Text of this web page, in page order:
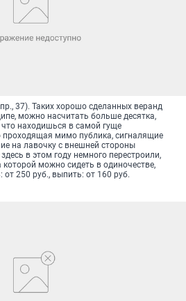
37). Таких хорошо сделанных веранд
можно насчитать больше десятка,
что находишься в самой гуще
проходящая мимо публика, сигналящие
на лавочку с внешней стороны
в этом году немного перестроили,
которой можно сидеть в одиночестве,
от 250 руб., выпить: от 160 руб.